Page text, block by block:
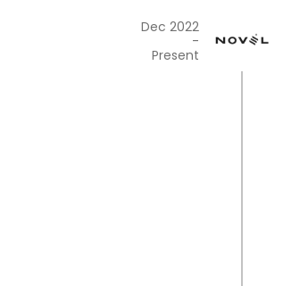
Dec 2022
-
Present